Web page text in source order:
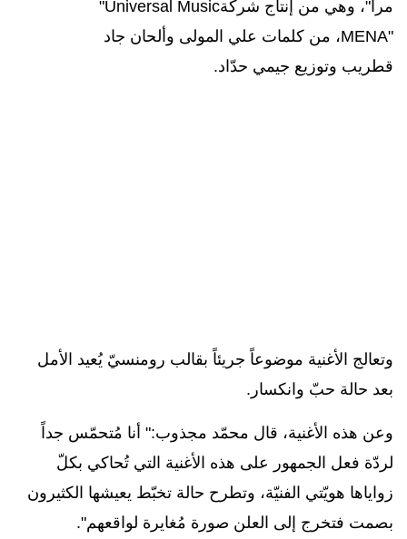
مرا"، وهي من إنتاج شركة"Universal Music
MENA"، من كلمات علي المولى وألحان جاد
قطريب وتوزيع جيمي حدّاد.
وتعالج الأغنية موضوعاً جريئاً بقالب رومنسيّ يُعيد الأمل
بعد حالة حبّ وانكسار.
وعن هذه الأغنية، قال محمّد مجذوب:" أنا مُتحمّس جداً
لردّة فعل الجمهور على هذه الأغنية التي تُحاكي بكلّ
زواياها هويّتي الفنيّة، وتطرح حالة تخبّط يعيشها الكثيرون
بصمت فتخرج إلى العلن صورة مُغايرة لواقعهم".